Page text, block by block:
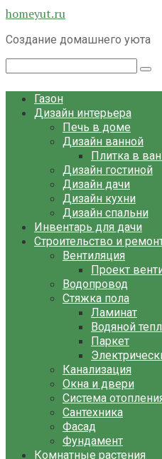
Перейти
контенту
homeyut.ru
Создание домашнего уюта
Газон
Дизайн интерьера
Печь в доме
Дизайн ванной
Плитка в
Дизайн гостиной
Дизайн дачи
Дизайн кухни
Дизайн спальни
Инвентарь для дачи
Строительство и
Вентиляция
Проект
Водопровод
Стяжка пола
Ламинат
Водяной
Паркет
Канализация
Окна и двери
Система
Сантехника
Фасад
Фундамент
Комнатные растения